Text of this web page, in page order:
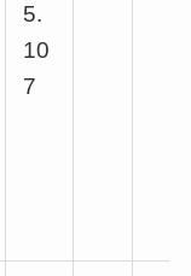
5.
10
7